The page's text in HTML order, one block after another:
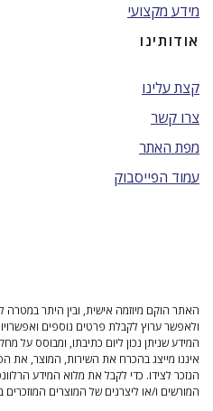
מידע מקצועי
אודותינו
קצת עלינו
צרו קשר
מפת האתר
עמוד הפייסבוק
האתר הוקם מיוזמה אישית, ובין היתר
ולאפשר ערוץ לקבלת פרטים נוספים
המידע שניתן נכון ליום כתיבתו, ומבוסס על
איננו מייצג בהכרח את השירות, המוצר, את
הנזכר לצידו. כדי לקבל את מלוא המידע
המורשים ו/או ליצרנים של המוצרים המוזכרים